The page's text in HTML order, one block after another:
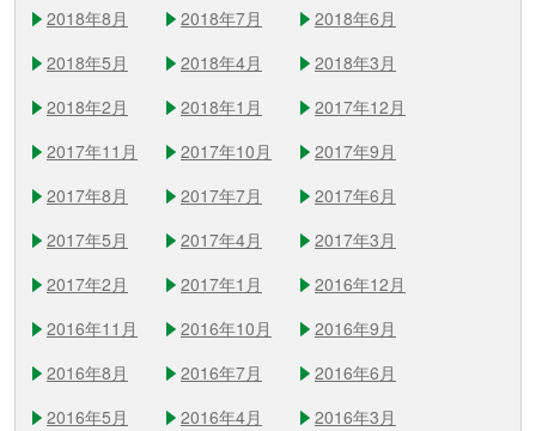
2018年8月
2018年7月
2018年6月
2018年5月
2018年4月
2018年3月
2018年2月
2018年1月
2017年12月
2017年11月
2017年10月
2017年9月
2017年8月
2017年7月
2017年6月
2017年5月
2017年4月
2017年3月
2017年2月
2017年1月
2016年12月
2016年11月
2016年10月
2016年9月
2016年8月
2016年7月
2016年6月
2016年5月
2016年4月
2016年3月